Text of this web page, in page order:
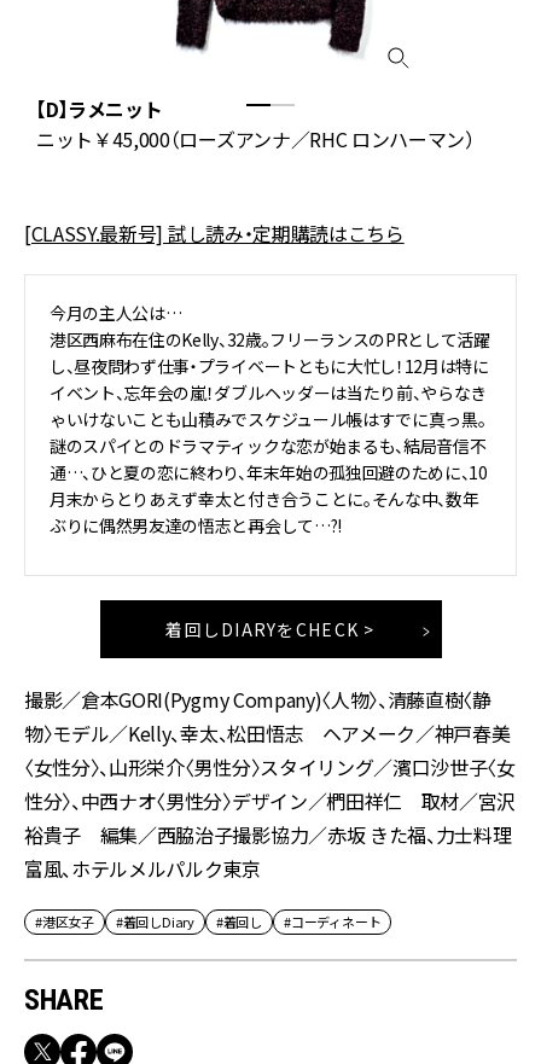
【D】ラメニット
ニット￥45,000（ローズアンナ／RHC ロンハーマン）
[CLASSY.最新号] 試し読み・定期購読はこちら
今月の主人公は…
港区西麻布在住のKelly、32歳。フリーランスのPRとして活躍
し、昼夜問わず仕事・プライベートともに大忙し！12月は特に
イベント、忘年会の嵐！ダブルヘッダーは当たり前、やらなき
ゃいけないことも山積みでスケジュール帳はすでに真っ黒。
謎のスパイとのドラマティックな恋が始まるも、結局音信不
通…、ひと夏の恋に終わり、年末年始の孤独回避のために、10
月末からとりあえず幸太と付き合うことに。そんな中、数年
ぶりに偶然男友達の悟志と再会して…?!
着回しDIARYをCHECK >
撮影／倉本GORI(Pygmy Company)〈人物〉、清藤直樹〈静
物〉モデル／Kelly、幸太、松田悟志 ヘアメーク／神戸春美
〈女性分〉、山形栄介〈男性分〉スタイリング／濱口沙世子〈女
性分〉、中西ナオ〈男性分〉デザイン／椚田祥仁 取材／宮沢
裕貴子 編集／西脇治子撮影協力／赤坂 きた福、力士料理
富風、ホテルメルパルク東京
#港区女子 #着回しDiary #着回し #コーディネート
SHARE